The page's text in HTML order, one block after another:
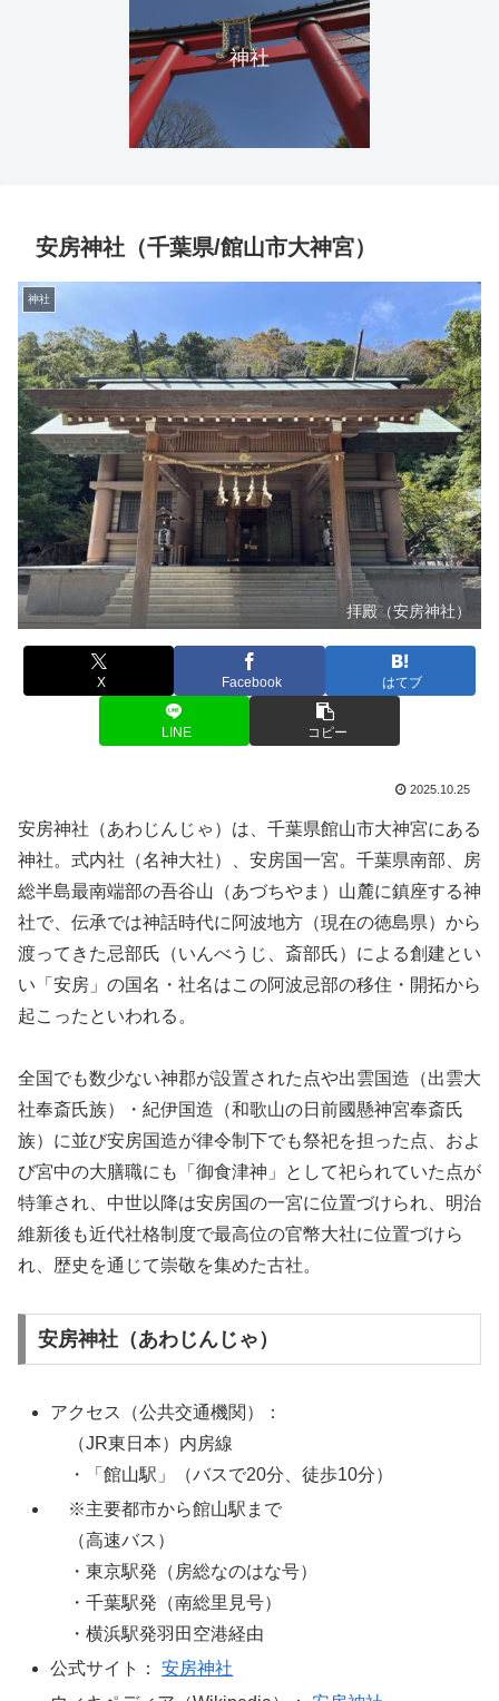
神社
安房神社（千葉県/館山市大神宮）
神社
拝殿（安房神社）
X Facebook はてブ
LINE コピー
2025.10.25
安房神社（あわじんじゃ）は、千葉県館山市大神宮にある
神社。式内社（名神大社）、安房国一宮。千葉県南部、房
総半島最南端部の吾谷山（あづちやま）山麓に鎮座する神
社で、伝承では神話時代に阿波地方（現在の徳島県）から
渡ってきた忌部氏（いんべうじ、斎部氏）による創建とい
い「安房」の国名・社名はこの阿波忌部の移住・開拓から
起こったといわれる。
全国でも数少ない神郡が設置された点や出雲国造（出雲大
社奉斎氏族）・紀伊国造（和歌山の日前國懸神宮奉斎氏
族）に並び安房国造が律令制下でも祭祀を担った点、およ
び宮中の大膳職にも「御食津神」として祀られていた点が
特筆され、中世以降は安房国の一宮に位置づけられ、明治
維新後も近代社格制度で最高位の官幣大社に位置づけら
れ、歴史を通じて崇敬を集めた古社。
安房神社（あわじんじゃ）
アクセス（公共交通機関）：
（JR東日本）内房線
・「館山駅」（バスで20分、徒歩10分）
※主要都市から館山駅まで
（高速バス）
・東京駅発（房総なのはな号）
・千葉駅発（南総里見号）
・横浜駅発羽田空港経由
公式サイト：安房神社